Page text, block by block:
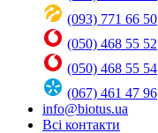
(093) 771 66 50
(050) 468 55 52
(050) 468 55 54
(067) 461 47 96
info@biotus.ua
Всі контакти